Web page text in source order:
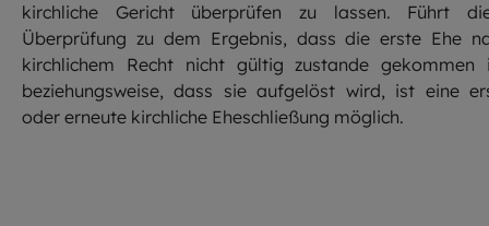
kirchliche Gericht überprüfen zu lassen. Führt
Überprüfung zu dem Ergebnis, dass die erste Ehe
kirchlichem Recht nicht gültig zustande gekommen
beziehungsweise, dass sie aufgelöst wird, ist eine
oder erneute kirchliche Eheschließung möglich.